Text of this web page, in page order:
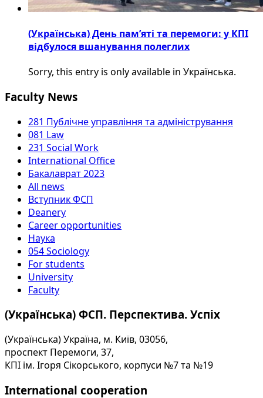
(Українська) День пам’яті та перемоги: у КПІ
відбулося вшанування полеглих
Sorry, this entry is only available in Українська.
Faculty News
281 Публічне управління та адміністрування
081 Law
231 Social Work
International Office
Бакалаврат 2023
All news
Вступник ФСП
Deanery
Career opportunities
Наука
054 Sociology
For students
University
Faculty
(Українська) ФСП. Перспектива. Успіх
(Українська) Україна, м. Київ, 03056,
проспект Перемоги, 37,
КПІ ім. Ігоря Сікорського, корпуси №7 та №19
International cooperation